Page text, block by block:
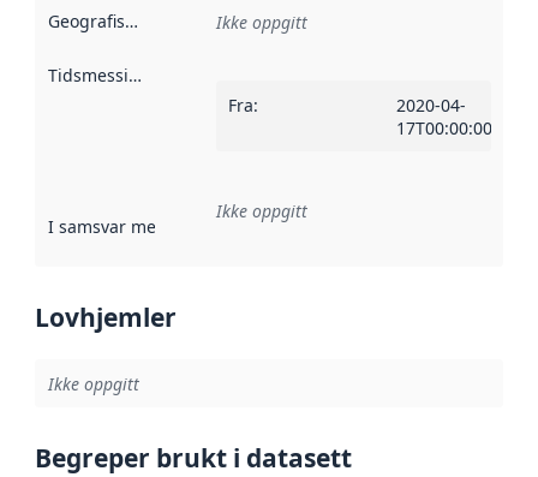
Geografisk avgrensning :
Ikke oppgitt
Tidsmessig avgrensning
Fra:
2020-04-
17T00:00:00Z
I samsvar med Referanse til en implementasjonsregel
Ikke oppgitt
Lovhjemler
Ikke oppgitt
Begreper brukt i datasett